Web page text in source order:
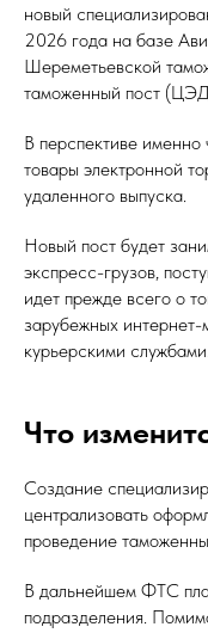
новый
2026 года на базе
Шереметьевской
таможенный пост
В перспективе именно
товары электронной
удаленного выпуска.
Новый пост будет
экспресс-грузов,
идет прежде всего о
зарубежных
курьерскими
Что
Создание
централизовать
проведение
В дальнейшем ФТС
подразделения.